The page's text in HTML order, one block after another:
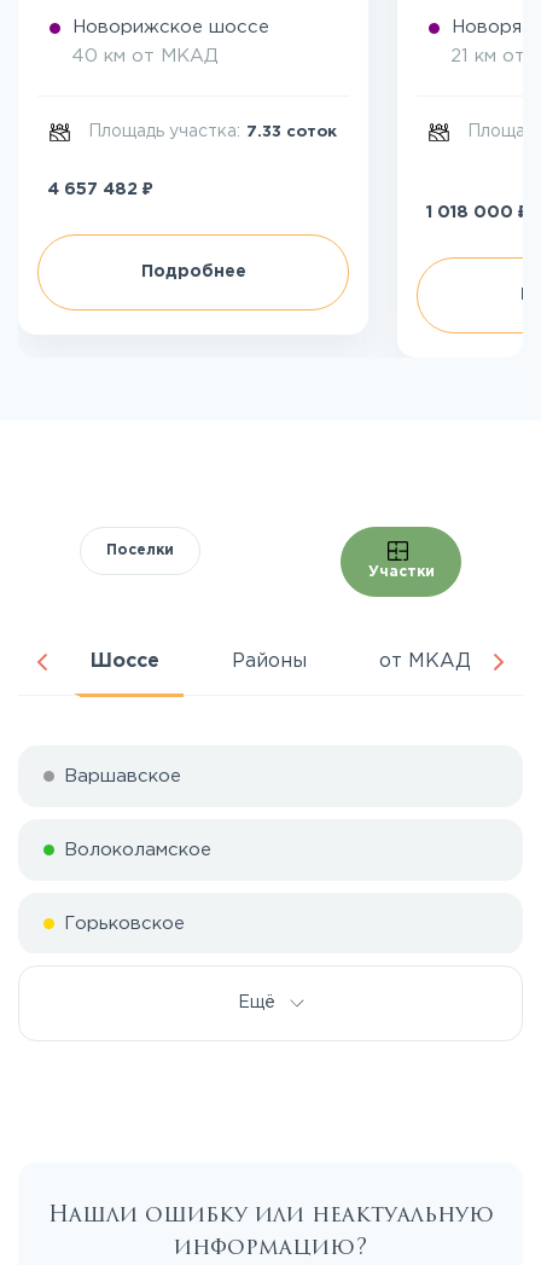
Новорижское шоссе
40 км от МКАД
Площадь участка: 7.33 соток
4 657 482 ₽
Подробнее
21 км от
1 018 000 ₽
Поселки
Участки
Шоссе Районы от МКАД
Варшавское
Волоколамское
Горьковское
Каширское
Ещё
Нашли ошибку или неактуальную
информацию?